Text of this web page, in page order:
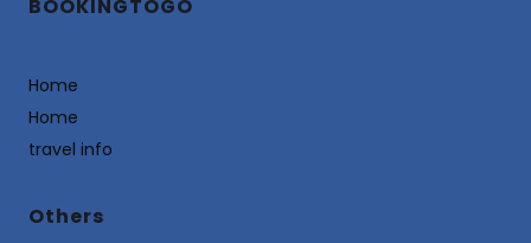
BOOKINGTOGO
Home
Home
travel info
Others